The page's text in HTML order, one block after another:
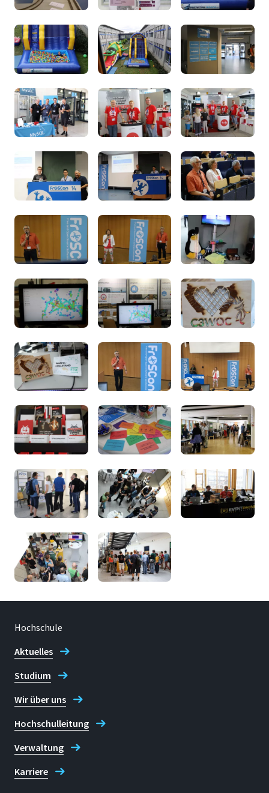
Hochschule
Aktuelles
Studium
Wir über uns
Hochschulleitung
Verwaltung
Karriere